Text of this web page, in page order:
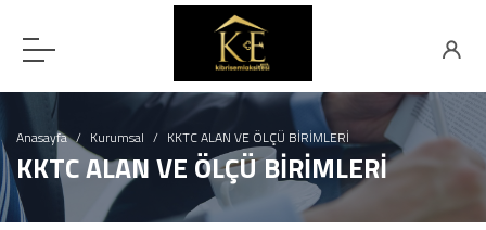
Anasayfa Kurumsal KKTC ALAN VE ÖLÇÜ BİRİMLERİ
KKTC ALAN VE ÖLÇÜ BİRİMLERİ